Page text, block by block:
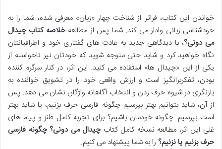
خواندن این کتاب، فراتر از شناخت چهار «زبان» معرفی شده، شما را به
خودشناسی زبانی وادار می کند. شما پس از مطالعهخلاصه کتاب چیدال
می دونی؟، با دیدگاهی جدید به عادت های گفتاری خود و اطرافیانتان
نگاه خواهید کرد و شاید حتی متوجه شوید که خودتان نیز ناخواسته از
یکی از این «چیدال ها» استفاده می کنید. این اثر، در کنار سرگرم کننده
بودن، تفکربرانگیز است و ارزش واقعی خود را در تشویق خواننده به
بازنگری در شیوه حرف زدن و انتخاب آگاهانه واژگان نشان می دهد. پس
از آن، شاید بتوانیم بهتر بپرسیم چگونه فارسی حرف بزنیم، یا شاید بهتر
است بپرسیم: چگونه خودمان باشیم؟ برای تجربه کامل طنز و پیام های
غنی این اثر، مطالعه نسخه کامل کتابچیدال می دونی؟ چگونه فارسی
حرف بزنیم یا نزنیم؟ را به شما پیشنهاد می کنیم.